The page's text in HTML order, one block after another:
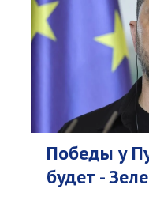
Победы у
будет -